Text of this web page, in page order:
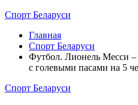
Спорт Беларуси
Главная
Спорт Беларуси
Футбол. Лионель Месси
с голевыми пасами на 5
Спорт Беларуси